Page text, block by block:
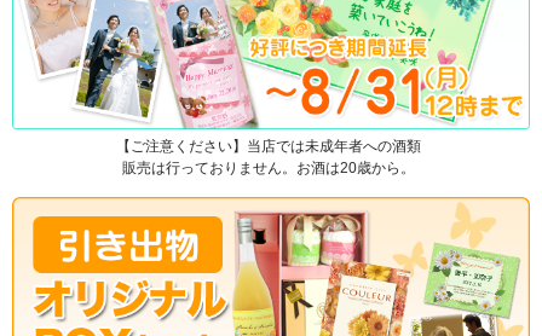
【ご注意ください】当店では未成年者への酒類
販売は行っておりません。お酒は20歳から。